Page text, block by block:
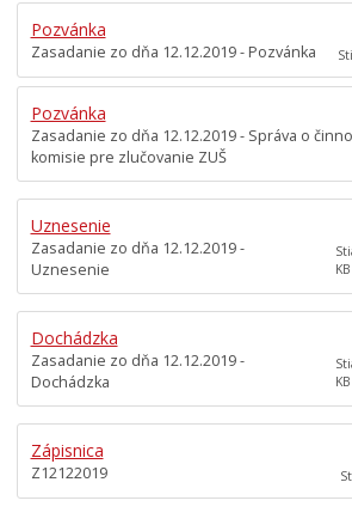
Centrálna úradná elektronická tabuľa
Všeobecne záväzné nariadenia
Organizácie
Geo informačný systém – Kežmarok
Tlačové správy
Ocenenie mesta
Investície a rekonštrukcie
krajov 2026
Pozvánka
Zasadanie zo dňa 12.12.2019 - Pozvánka
Pozvánka
Zasadanie zo dňa 12.12.2019 - Správa o
komisie pre zlučovanie ZUŠ
Uznesenie
Zasadanie zo dňa 12.12.2019 -
Uznesenie
KB
Dochádzka
Zasadanie zo dňa 12.12.2019 -
Dochádzka
KB
Zápisnica
Z12122019